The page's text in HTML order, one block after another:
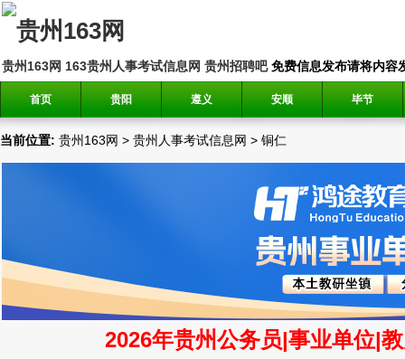
贵州163网 163贵州人事考试信息网 贵州招聘吧免费信息发布请将内容
首页 贵阳 遵义 安顺 毕节
当前位置: 贵州163网 > 贵州人事考试信息网 > 铜仁